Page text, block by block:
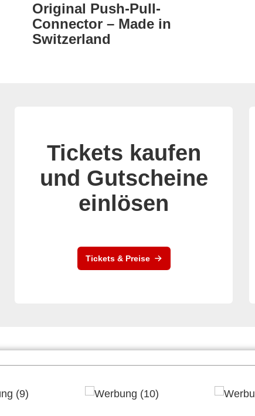
Partner für Lösungen mit
elektronischen
Tickets kaufen
und Gutscheine
einlösen
Tickets & Preise